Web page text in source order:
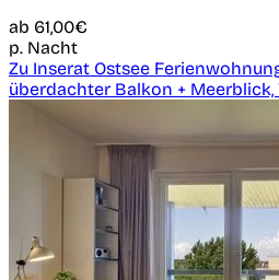
ab 61,00€
p. Nacht
Zu Inserat Ostsee
überdachter Balkon + Meerblick,